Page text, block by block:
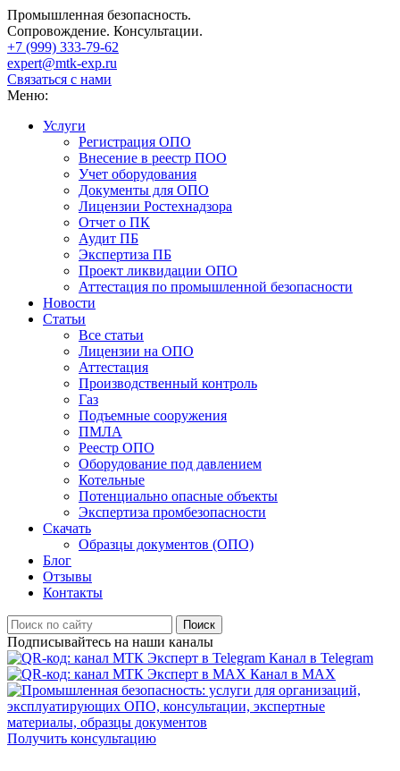
Промышленная безопасность.
Сопровождение. Консультации.
+7 (999) 333-79-62
expert@mtk-exp.ru
Связаться с нами
Меню:
Услуги
Регистрация ОПО
Внесение в реестр ПОО
Учет оборудования
Документы для ОПО
Лицензии Ростехнадзора
Отчет о ПК
Аудит ПБ
Экспертиза ПБ
Проект ликвидации ОПО
Аттестация по промышленной безопасности
Новости
Статьи
Все статьи
Лицензии на ОПО
Аттестация
Производственный контроль
Газ
Подъемные сооружения
ПМЛА
Реестр ОПО
Оборудование под давлением
Котельные
Потенциально опасные объекты
Экспертиза промбезопасности
Скачать
Образцы документов (ОПО)
Блог
Отзывы
Контакты
Поиск
Подписывайтесь на наши каналы
Канал в Telegram
Канал в MAX
Получить консультацию